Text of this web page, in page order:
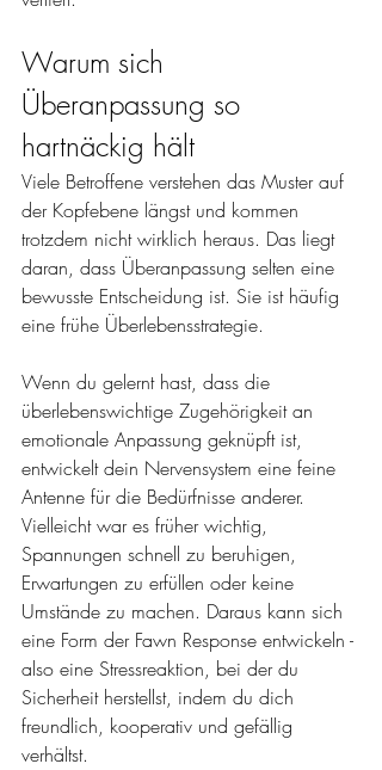
Warum sich
Überanpassung so
hartnäckig hält
Viele Betroffene verstehen das Muster auf
der Kopfebene längst und kommen
trotzdem nicht wirklich heraus. Das liegt
daran, dass Überanpassung selten eine
bewusste Entscheidung ist. Sie ist häufig
eine frühe Überlebensstrategie.
Wenn du gelernt hast, dass die
überlebenswichtige Zugehörigkeit an
emotionale Anpassung geknüpft ist,
entwickelt dein Nervensystem eine feine
Antenne für die Bedürfnisse anderer.
Vielleicht war es früher wichtig,
Spannungen schnell zu beruhigen,
Erwartungen zu erfüllen oder keine
Umstände zu machen. Daraus kann sich
eine Form der Fawn Response entwickeln -
also eine Stressreaktion, bei der du
Sicherheit herstellst, indem du dich
freundlich, kooperativ und gefällig
verhältst.